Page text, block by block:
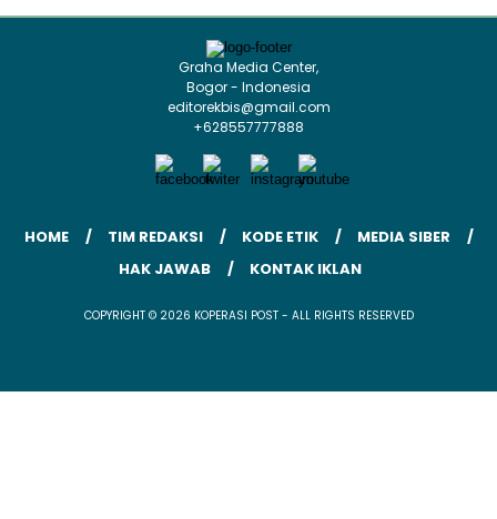
Graha Media Center,
Bogor - Indonesia
editorekbis@gmail.com
+628557777888
HOME TIM REDAKSI KODE ETIK
MEDIA SIBER
HAK JAWAB
KONTAK IKLAN
COPYRIGHT © 2026 KOPERASI POST - ALL RIGHTS RESERVED